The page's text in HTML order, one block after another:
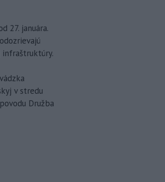
27. januára.
v stredu
Družba